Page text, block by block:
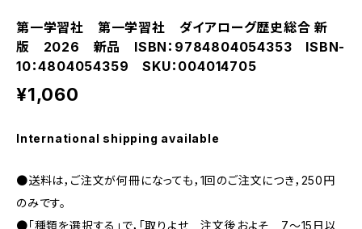
第一学習社 第一学習社 ダイアローグ歴史総合 新
版 2026 新品 ISBN：9784804054353 ISBN-
10：4804054359 SKU：004014705
¥1,060
International shipping available
●送料は，ご注文が何冊になっても，1回のご注文につき，250円
のみです。
●「種類を選択する」で，「取りよせ 注文後およそ 7〜15日以